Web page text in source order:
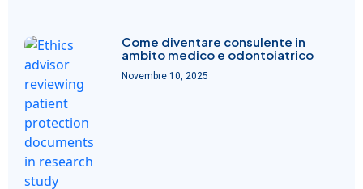
Come diventare consulente in
ambito medico e odontoiatrico
Novembre 10, 2025